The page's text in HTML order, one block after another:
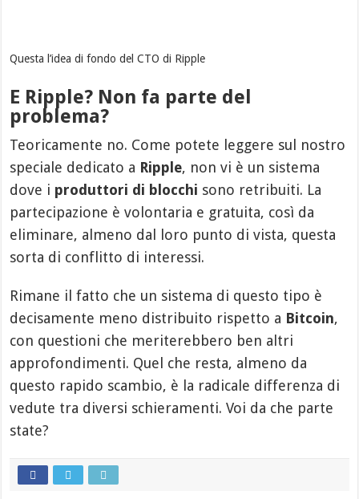
Questa l’idea di fondo del CTO di Ripple
E Ripple? Non fa parte del
problema?
Teoricamente no. Come potete leggere sul nostro
speciale dedicato a Ripple, non vi è un sistema
dove i produttori di blocchi sono retribuiti. La
partecipazione è volontaria e gratuita, così da
eliminare, almeno dal loro punto di vista, questa
sorta di conflitto di interessi.
Rimane il fatto che un sistema di questo tipo è
decisamente meno distribuito rispetto a Bitcoin,
con questioni che meriterebbero ben altri
approfondimenti. Quel che resta, almeno da
questo rapido scambio, è la radicale differenza di
vedute tra diversi schieramenti. Voi da che parte
state?